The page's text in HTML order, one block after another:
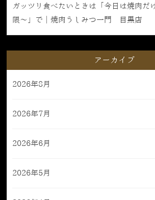
ガッツリ食べたいときは「今日は焼肉だ
限〜」で｜焼肉うしみつ一門 目黒店
アーカイブ
2026年8月
2026年7月
2026年6月
2026年5月